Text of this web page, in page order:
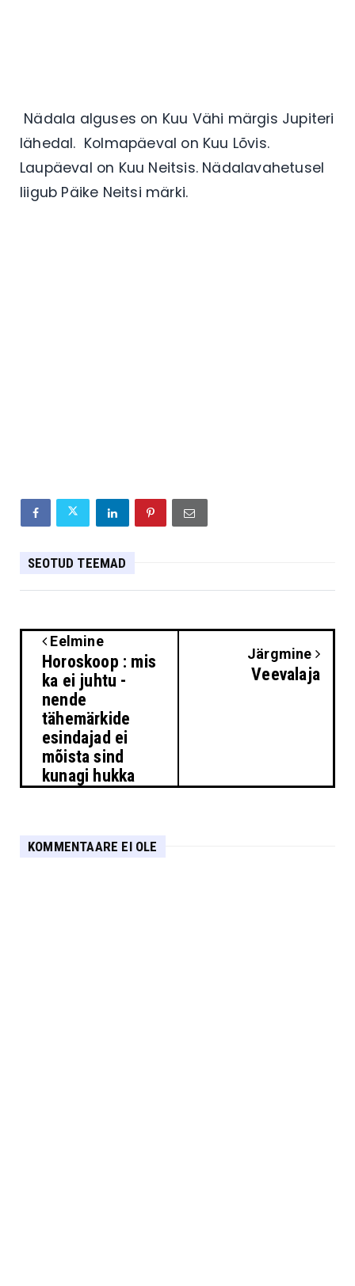
Nädala alguses on Kuu Vähi märgis Jupiteri
lähedal. Kolmapäeval on Kuu Lõvis.
Laupäeval on Kuu Neitsis. Nädalavahetusel
liigub Päike Neitsi märki.
SEOTUD TEEMAD
Eelmine
Horoskoop : mis
ka ei juhtu -
nende
tähemärkide
esindajad ei
mõista sind
kunagi hukka
Järgmine
Veevalaja
KOMMENTAARE EI OLE